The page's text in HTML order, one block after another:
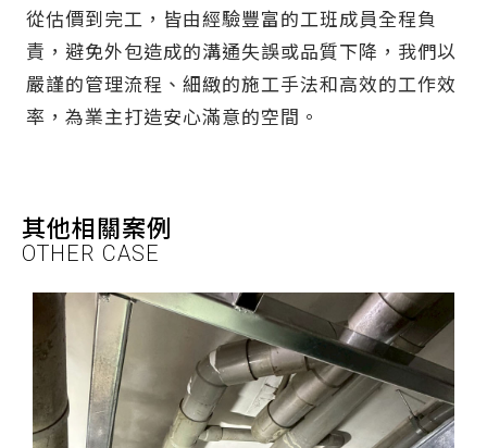
從估價到完工，皆由經驗豐富的工班成員全程負
責，避免外包造成的溝通失誤或品質下降，我們以
嚴謹的管理流程、細緻的施工手法和高效的工作效
率，為業主打造安心滿意的空間。
其他相關案例
OTHER CASE